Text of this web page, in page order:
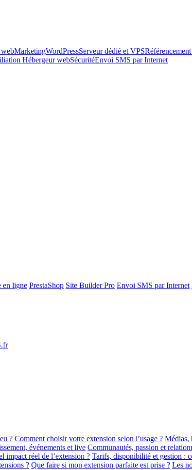
MarketingWordPressServeur dédié et VPS
Hébergeur webSécuritéEnvoi SMS par Internet
en ligne PrestaShop Site Builder Pro Envoi SMS par Internet
? Comment choisir votre extension selon l’usage ? Médias,
événements et live Communautés, passion et
impact réel de l’extension ? Tarifs, disponibilité et gestion :
? Que faire si mon extension parfaite est prise ? Les